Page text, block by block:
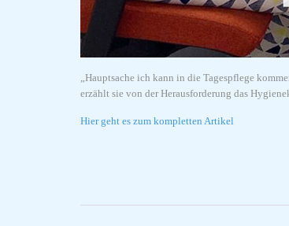
„Hauptsache ich kann in die Tagespflege
erzählt sie von der Herausforderung das
Hier geht es zum kompletten Artikel